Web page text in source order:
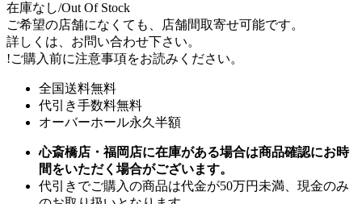
在庫なし/Out Of Stock
ご希望の店舗になくても、店舗間取寄せ可能です。
詳しくは、お問い合わせ下さい。
!ご購入前に注意事項をお読みください。
全国送料無料
代引き手数料無料
オーバーホール永久半額
心斎橋店・福岡店に在庫がある場合は商品確認にお時
間をいただく場合がございます。
代引きでご購入の商品は代金が50万円未満、現金のみ